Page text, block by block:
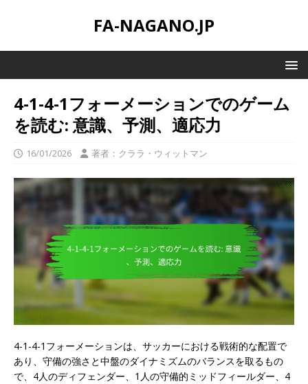
FA-NAGANO.JP
4-1-4-1フォーメーションでのゲーム
を読む: 意識、予測、適応力
16/01/2026 著者：クララ・ウィットマン
4-1-4-1フォーメーションは、サッカーにおける戦術的な配置で
あり、守備の強さと中盤のダイナミズムのバランスを取るもの
で、4人のディフェンダー、1人の守備的ミッドフィールダー、4